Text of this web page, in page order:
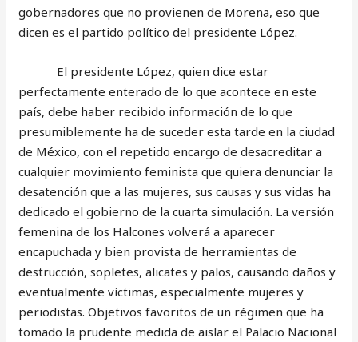
gobernadores que no provienen de Morena, eso que
dicen es el partido político del presidente López.
El presidente López, quien dice estar
perfectamente enterado de lo que acontece en este
país, debe haber recibido información de lo que
presumiblemente ha de suceder esta tarde en la ciudad
de México, con el repetido encargo de desacreditar a
cualquier movimiento feminista que quiera denunciar la
desatención que a las mujeres, sus causas y sus vidas ha
dedicado el gobierno de la cuarta simulación. La versión
femenina de los Halcones volverá a aparecer
encapuchada y bien provista de herramientas de
destrucción, sopletes, alicates y palos, causando daños y
eventualmente víctimas, especialmente mujeres y
periodistas. Objetivos favoritos de un régimen que ha
tomado la prudente medida de aislar el Palacio Nacional